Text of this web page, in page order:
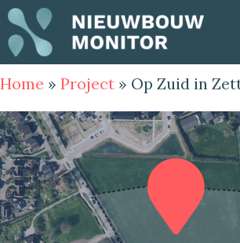
Home » Project » Op Zuid in